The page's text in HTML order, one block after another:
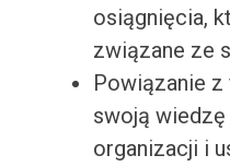
osiągnięcia,
związane ze
Powiązanie
swoją
organizacji i